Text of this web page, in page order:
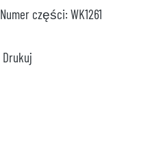
Numer części: WK1261
Drukuj